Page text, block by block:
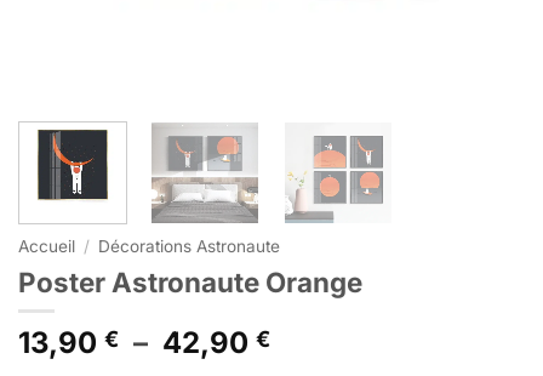
Accueil / Décorations Astronaute
Poster Astronaute Orange
13,90 € – 42,90 €Plage